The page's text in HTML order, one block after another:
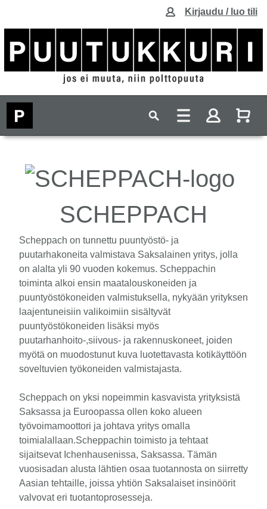
Kirjaudu / luo tili
SCHEPPACH
Scheppach on tunnettu puuntyöstö- ja
puutarhakoneita valmistava Saksalainen yritys, jolla
on alalta yli 90 vuoden kokemus. Scheppachin
toiminta alkoi ensin maatalouskoneiden ja
puuntyöstökoneiden valmistuksella, nykyään yrityksen
laajentuneisiin valikoimiin sisältyvät
puuntyöstökoneiden lisäksi myös
puutarhanhoito-,siivous- ja rakennuskoneet, joiden
myötä on muodostunut kuva luotettavasta kotikäyttöön
soveltuvien työkoneiden valmistajasta.
Scheppach on yksi nopeimmin kasvavista yrityksistä
Saksassa ja Euroopassa ollen koko alueen
työvoimamoottori ja johtava yritys omalla
toimialallaan.Scheppachin toimisto ja tehtaat
sijaitsevat Ichenhausenissa, Saksassa. Tämän
vuosisadan alusta lähtien osaa tuotannosta on siirretty
Aasian tehtaille, joissa yhtiön Saksalaiset insinöörit
valvovat eri tuotantoprosesseja.